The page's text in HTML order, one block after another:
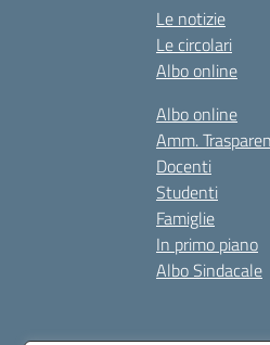
Le notizie
Le circolari
Albo online
Albo online
Amm.
Docenti
Studenti
Famiglie
In primo piano
Albo Sindacale